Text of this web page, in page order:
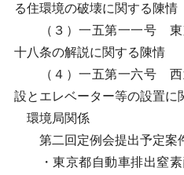
る住環境の破壊に関する陳情
（３）一五第一一号 東
十八条の解説に関する陳情
（４）一五第一六号 西
設とエレベーター等の設置に
環境局関係
第二回定例会提出予定案件
・東京都自動車排出窒素